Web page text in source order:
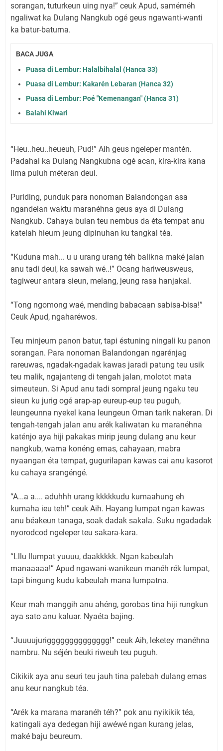
sorangan, tuturkeun uing nya!” ceuk Apud, saméméh
ngaliwat ka Dulang Nangkub ogé geus ngawanti-wanti
ka batur-baturna.
BACA JUGA
Puasa di Lembur: Halalbihalal (Hanca 33)
Puasa di Lembur: Kakarén Lebaran (Hanca 32)
Puasa di Lembur: Poé "Kemenangan" (Hanca 31)
Balahi Kiwari
“Heu..heu..heueuh, Pud!” Aih geus ngeleper mantén.
Padahal ka Dulang Nangkubna ogé acan, kira-kira kana
lima puluh méteran deui.
Puriding, punduk para nonoman Balandongan asa
ngandelan waktu maranéhna geus aya di Dulang
Nangkub. Cahaya bulan teu nembus da éta tempat anu
katelah hieum jeung dipinuhan ku tangkal téa.
“Kuduna mah... u u urang urang téh balikna maké jalan
anu tadi deui, ka sawah wé..!” Ocang hariweusweus,
tagiweur antara sieun, melang, jeung rasa hanjakal.
“Tong ngomong waé, mending babacaan sabisa-bisa!”
Ceuk Apud, ngaharéwos.
Teu minjeum panon batur, tapi éstuning ningali ku panon
sorangan. Para nonoman Balandongan ngarénjag
rareuwas, ngadak-ngadak kawas jaradi patung teu usik
teu malik, ngajanteng di tengah jalan, molotot mata
simeuteun. Si Apud anu tadi sompral jeung ngaku teu
sieun ku jurig ogé arap-ap eureup-eup teu puguh,
leungeunna nyekel kana leungeun Oman tarik nakeran. Di
tengah-tengah jalan anu arék kaliwatan ku maranéhna
katénjo aya hiji pakakas mirip jeung dulang anu keur
nangkub, warna konéng emas, cahayaan, mabra
nyaangan éta tempat, gugurilapan kawas cai anu kasorot
ku cahaya srangéngé.
“A...a a.... aduhhh urang kkkkkudu kumaahung eh
kumaha ieu teh!” ceuk Aih. Hayang lumpat ngan kawas
anu béakeun tanaga, soak dadak sakala. Suku ngadadak
nyorodcod ngeleper teu sakara-kara.
“Lllu llumpat yuuuu, daakkkkk. Ngan kabeulah
manaaaaa!” Apud ngawani-wanikeun manéh rék lumpat,
tapi bingung kudu kabeulah mana lumpatna.
Keur mah manggih anu ahéng, gorobas tina hiji rungkun
aya sato anu kaluar. Nyaéta bajing.
“Juuuujurigggggggggggggg!” ceuk Aih, leketey manéhna
nambru. Nu séjén beuki riweuh teu puguh.
Cikikik aya anu seuri teu jauh tina palebah dulang emas
anu keur nangkub téa.
“Arék ka marana maranéh téh?” pok anu nyikikik téa,
katingali aya dedegan hiji awéwé ngan kurang jelas,
maké baju beureum.